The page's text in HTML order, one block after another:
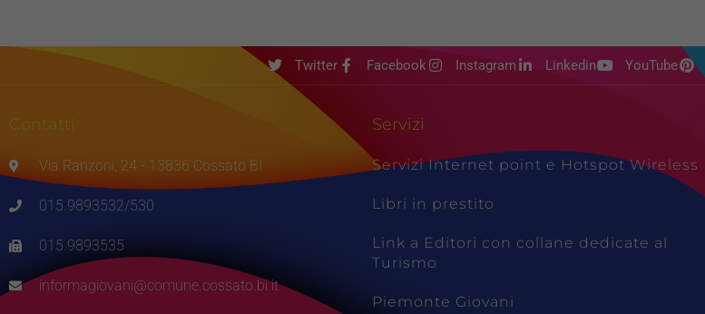
Twitter Facebook Instagram Linkedin YouTube
Contatti
Via Ranzoni, 24 - 13836 Cossato BI
015.9893532/530
015.9893535
informagiovani@comune.cossato.bi.it
Servizi
Servizi Internet point e Hotspot Wireless
Libri in prestito
Link a Editori con collane dedicate al
Turismo
Piemonte Giovani